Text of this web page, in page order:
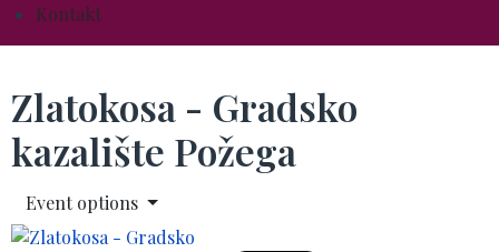
Kontakt
Zlatokosa - Gradsko
kazalište Požega
Event options